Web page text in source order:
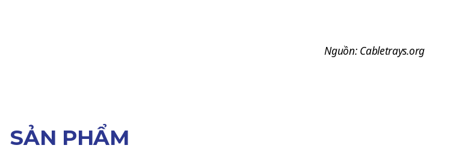
Nguồn: Cabletrays.org
SẢN PHẨM